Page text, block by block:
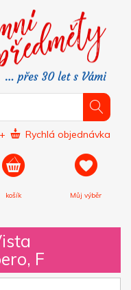
+ Rychlá objednávka
košík Můj výběr
F